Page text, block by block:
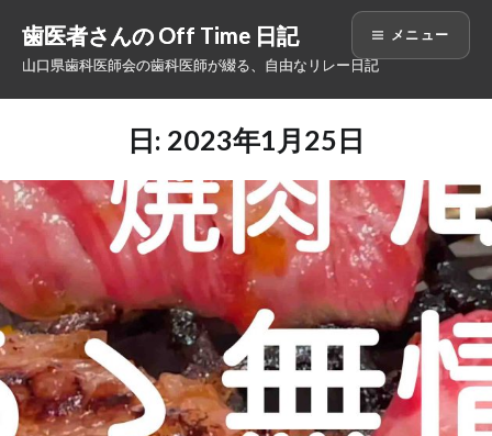
ン
ス
キ
ッ
プ
歯医者さんの Off Time 日記
山口県歯科医師会の歯科医師が綴る、自由なリレー日記
メニュー
日: 2023年1月25日